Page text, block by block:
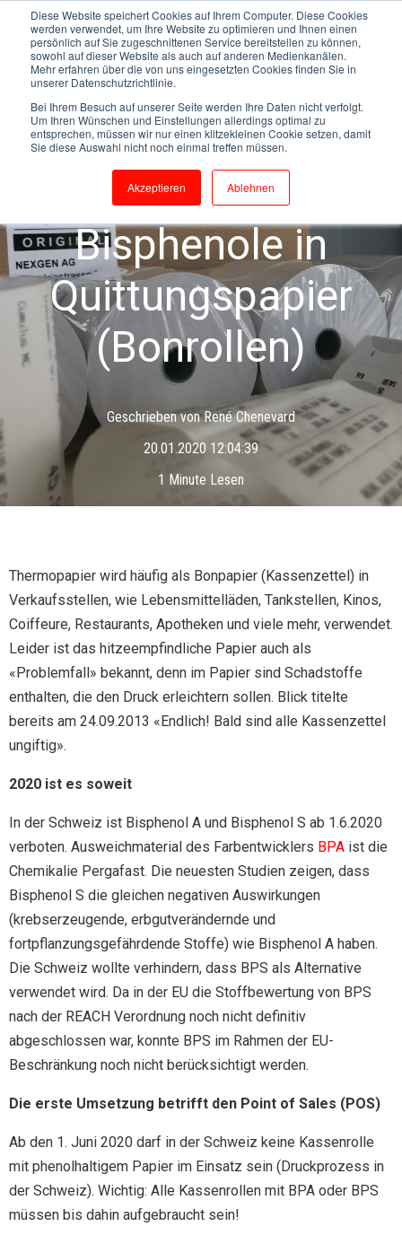
Diese Website speichert Cookies auf Ihrem Computer. Diese Cookies
werden verwendet, um Ihre Website zu optimieren und Ihnen einen
persönlich auf Sie zugeschnittenen Service bereitstellen zu können,
sowohl auf dieser Website als auch auf anderen Medienkanälen.
Mehr erfahren über die von uns eingesetzten Cookies finden Sie in
unserer Datenschutzrichtlinie.
Bei Ihrem Besuch auf unserer Seite werden Ihre Daten nicht verfolgt.
Um Ihren Wünschen und Einstellungen allerdings optimal zu
entsprechen, müssen wir nur einen klitzekleinen Cookie setzen, damit
Sie diese Auswahl nicht noch einmal treffen müssen.
Akzeptieren Ablehnen
Bonrollen Quittung
Qualitative Quittungen
BPA
BPS
Weichmacher BPA
Pergafast
Kassenzettel
Bisphenole in
Quittungspapier
(Bonrollen)
Geschrieben vonRené Chenevard
20.01.2020 12:04:39
1 Minute Lesen
Thermopapier wird häufig als Bonpapier (Kassenzettel) in
Verkaufsstellen, wie Lebensmittelläden, Tankstellen, Kinos,
Coiffeure, Restaurants, Apotheken und viele mehr, verwendet.
Leider ist das hitzeempfindliche Papier auch als
«Problemfall» bekannt, denn im Papier sind Schadstoffe
enthalten, die den Druck erleichtern sollen. Blick titelte
bereits am 24.09.2013 «Endlich! Bald sind alle Kassenzettel
ungiftig».
2020 ist es soweit
In der Schweiz ist Bisphenol A und Bisphenol S ab 1.6.2020
verboten. Ausweichmaterial des Farbentwicklers BPA ist die
Chemikalie Pergafast. Die neuesten Studien zeigen, dass
Bisphenol S die gleichen negativen Auswirkungen
(krebserzeugende, erbgutverändernde und
fortpflanzungsgefährdende Stoffe) wie Bisphenol A haben.
Die Schweiz wollte verhindern, dass BPS als Alternative
verwendet wird. Da in der EU die Stoffbewertung von BPS
nach der REACH Verordnung noch nicht definitiv
abgeschlossen war, konnte BPS im Rahmen der EU-
Beschränkung noch nicht berücksichtigt werden.
Die erste Umsetzung betrifft den Point of Sales (POS)
Ab den 1. Juni 2020 darf in der Schweiz keine Kassenrolle
mit phenolhaltigem Papier im Einsatz sein (Druckprozess in
der Schweiz). Wichtig: Alle Kassenrollen mit BPA oder BPS
müssen bis dahin aufgebraucht sein!